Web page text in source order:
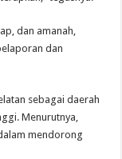
dan amanah,
dan
sebagai daerah
Menurutnya,
mendorong